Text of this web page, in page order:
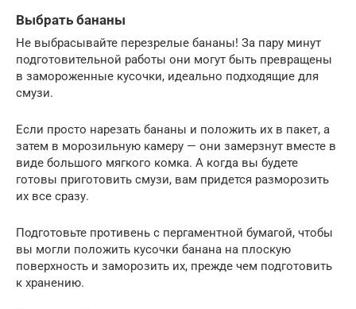
Выбрать бананы
Не выбрасывайте перезрелые бананы! За пару минут
подготовительной работы они могут быть превращены
в замороженные кусочки, идеально подходящие для
смузи.
Если просто нарезать бананы и положить их в пакет, а
затем в морозильную камеру — они замерзнут вместе в
виде большого мягкого комка. А когда вы будете
готовы приготовить смузи, вам придется разморозить
их все сразу.
Подготовьте противень с пергаментной бумагой, чтобы
вы могли положить кусочки банана на плоскую
поверхность и заморозить их, прежде чем подготовить
к хранению.